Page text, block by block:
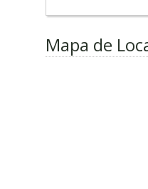
Mapa de